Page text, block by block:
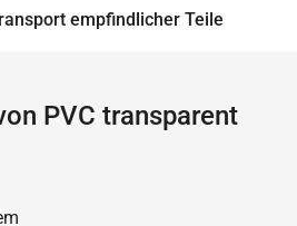
empfindlicher Teile
PVC transparent